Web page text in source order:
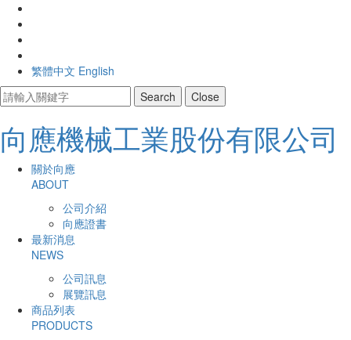
繁體中文 English
Search
Close
向應機械工業股份有限公司
主
Navigation
關於向應
ABOUT
公司介紹
向應證書
最新消息
NEWS
公司訊息
展覽訊息
商品列表
PRODUCTS